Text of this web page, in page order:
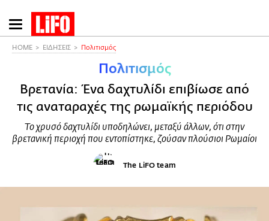
Παράκαμψη
προς
HOME ΕΙΔΗΣΕΙΣ Πολιτισμός
Πολιτισμός
Βρετανία: Ένα δαχτυλίδι επιβίωσε από
τις αναταραχές της ρωμαϊκής περιόδου
Το χρυσό δαχτυλίδι υποδηλώνει, μεταξύ άλλων, ότι στην
βρετανική περιοχή που εντοπίστηκε, ζούσαν πλούσιοι Ρωμαίοι
The LiFO team